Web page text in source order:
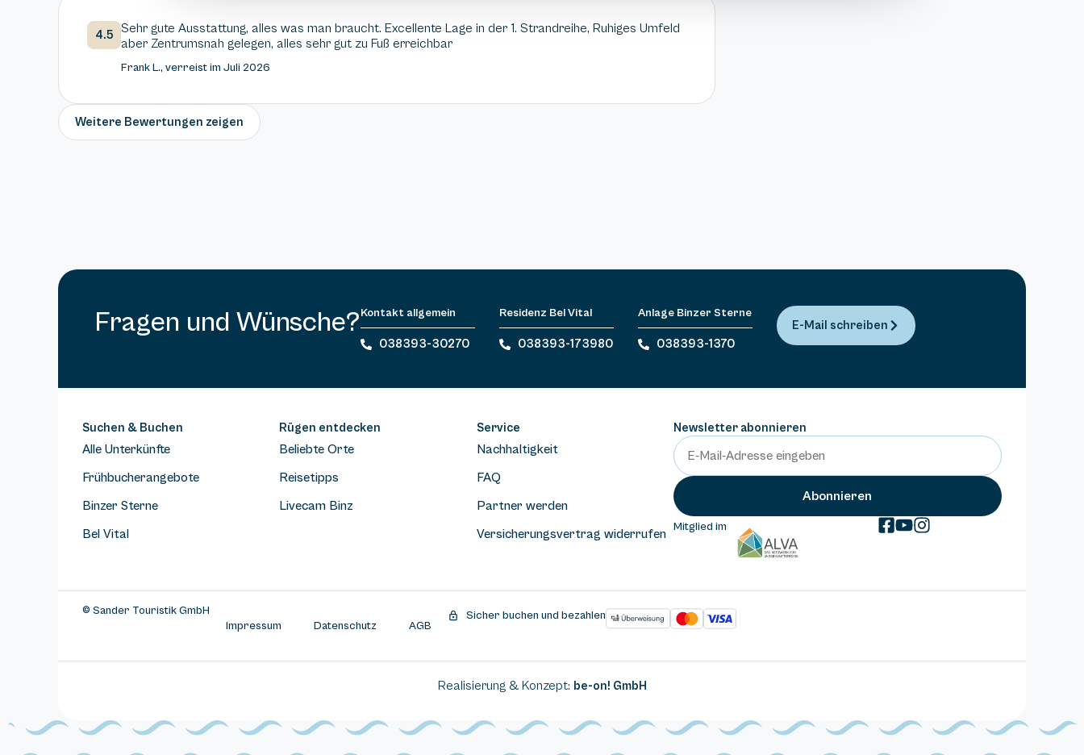
4.5
Sehr gute Ausstattung, alles was man braucht. Excellente Lage in der 1. Strandreihe, Ruhiges Umfeld
aber Zentrumsnah gelegen, alles sehr gut zu Fuß erreichbar
Frank L., verreist im Juli 2026
Weitere Bewertungen zeigen
Fragen und Wünsche?Kontakt allgemein
038393-30270
Residenz Bel Vital
038393-173980
Anlage Binzer Sterne
038393-1370
E-Mail schreiben
Suchen & Buchen
Alle Unterkünfte
Frühbucherangebote
Binzer Sterne
Bel Vital
Rügen entdecken
Beliebte Orte
Reisetipps
Livecam Binz
Service
Nachhaltigkeit
FAQ
Partner werden
Versicherungsvertrag widerrufen
Newsletter abonnieren
Mitglied im
© Sander Touristik GmbH
Impressum
Datenschutz AGB
Sicher buchen und bezahlen
Realisierung & Konzept: be-on! GmbH